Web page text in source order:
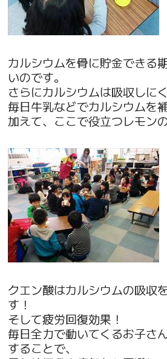
カルシウムを骨に貯金できる
いのです。
さらにカルシウムは吸収しに
毎日牛乳などでカルシウムを補
加えて、ここで役立つレモン
クエン酸はカルシウムの吸収
す！
そして疲労回復効果！
毎日全力で動いてくるお子さ
することで、